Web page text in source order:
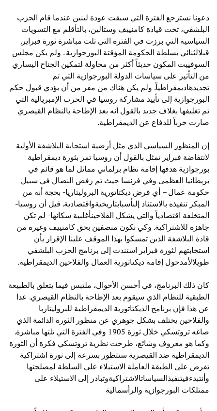
دعونا نسترجع الفترة التي سبقت عودة لينين عندما قام الحزب
البلشفي، تحت قيادة كامنييف وستالين، بالتأقلم مع التسويات
السياسية التي برزت في الفترة التي تلت مباشرة ثورة فبراير.
قبلالثنائي بسلطة الحكومة المؤقتة البورجوازية . ولم يكن مجلس
السوفييت المكون حديثاً أكثر من محاولة لتمكين الجناح اليساري
من التأثير على سياسات الدولة البورجوازية التي تم
تجديدهاديمقراطياً. ولم يكن هناك من مفر من أن يؤدي قبول حكم
البورجوازية إلى تأييد مشاركة روسيا في الحرب الإمبريالية التي
تم تغليفها بغلاف جديد بالقول أنه بعد الإطاحة بالنظام القيصري
صارت حرباً للدفاع عن الديمقراطية.
إن المنظور السياسي الذي مثل أرضية استجابة البلاشفة الأولية
لانتفاضة فبراير تمثل بالقول أن روسيا تمر بثورة ديمقراطية
بورجوازية هدفها إقامة نظام برلماني مماثل لما هو قائم في
بريطانيا العظمى وفي فرنسا حيث تم رفض النضال في سبيل
حكومة عمال – أي فرض ديكتاتورية البروليتاريا- بحجة أنه من
المبكر تنفيذه بالاستناد إلىأسبابتاريخيةواقتصادية. قيل أن روسيا-
المتخلفة اقتصادياً والتي يشكل الفلاحينأغلبية سكانها- لم تكن
جاهزة للاشتراكية. وكي نكون منصفين بحق كامنييف وغيره من
قادة البلاشفة الذين تمسكوا بهذا الموقف علينا الإقرار بأن
استجابتهم لثورة فبراير استندت إلى برنامج الحزب البلشفي
طويلالأمدحول إقامة ديكتاتورية العمال والفلاحين الديمقراطية.
كان ذلك البرنامج، في أحسن الأحوال، ملتبس فيما يتعلق بالطبيعة
الطبقية للنظام الذي سيقوم بعد الإطاحة بالنظام القيصري. عدا
عن هذا فإن برنامج الديكتاتورية الديمقراطية للبروليتاريا
والفلاحين يختلف بشكل جوهري عن منظور الثورة الدائمة الذي
صاغه تروتسكي خلال ثورة 1905 وفي الفترة التي تلتها مباشرة.
وكما هو معروف وشائع، طرحت نظرية تروتسكي فكرة أن الثورة
الديمقراطية ضد القيصرية ستتطور بسرعة إلى ثورة اشتراكية
تفرض على الطبقة العاملة الاستيلاء على السلطة لمصلحتها
وأنتبدءفيتنفيذالسياساتالاشتراكيةوتبادر إلى الاستيلاء على
ممتلكات البورجوازية والرأسمالية